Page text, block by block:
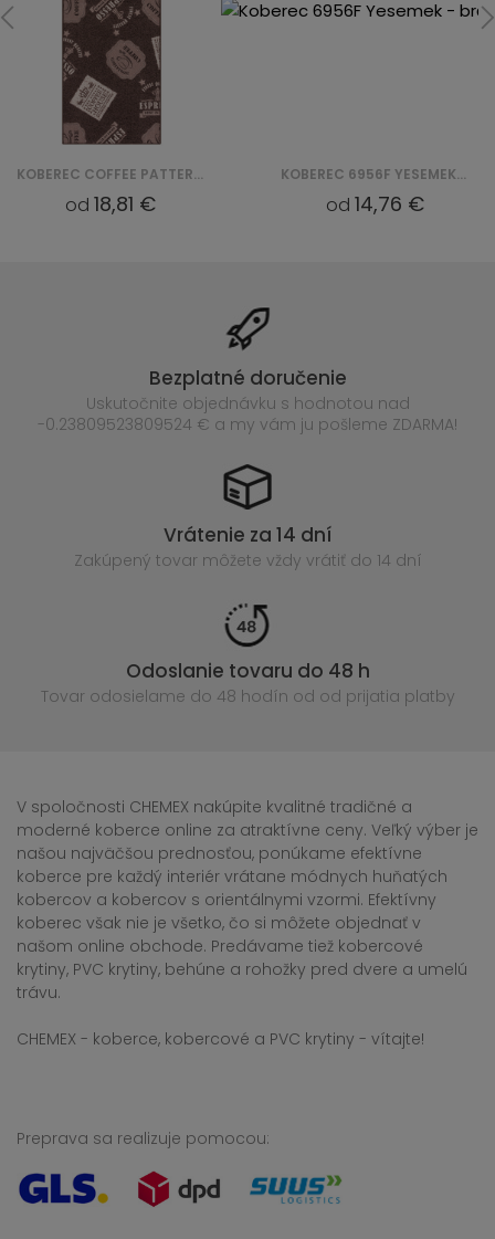
KOBEREC COFFEE PATTERNS 44 (CHOCOL)
od 18,81 €
KOBEREC 6956F YESEMEK - BRĄZOWY
od 14,76 €
Bezplatné doručenie
Uskutočnite objednávku s hodnotou nad
-0.23809523809524 € a my vám ju pošleme ZDARMA!
Vrátenie za 14 dní
Zakúpený tovar môžete vždy vrátiť do 14 dní
Odoslanie tovaru do 48 h
Tovar odosielame do 48 hodín od od prijatia platby
V spoločnosti CHEMEX nakúpite kvalitné tradičné a
moderné koberce online za atraktívne ceny. Veľký výber je
našou najväčšou prednosťou, ponúkame efektívne
koberce pre každý interiér vrátane módnych huňatých
kobercov a kobercov s orientálnymi vzormi. Efektívny
koberec však nie je všetko, čo si môžete objednať v
našom online obchode. Predávame tiež kobercové
krytiny, PVC krytiny, behúne a rohožky pred dvere a umelú
trávu.
CHEMEX - koberce, kobercové a PVC krytiny - vítajte!
Preprava sa realizuje pomocou: